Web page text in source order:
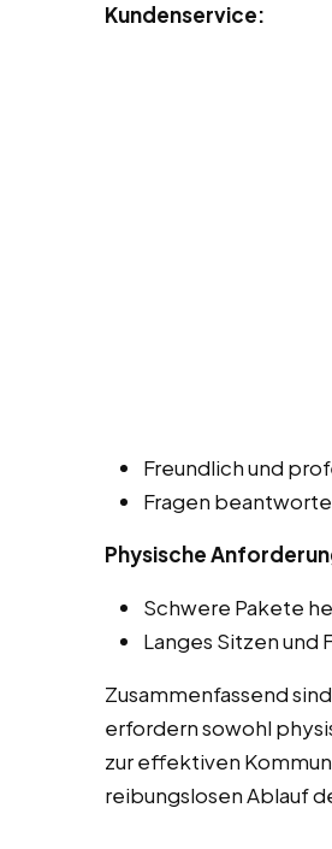
Kundenservice:
Freundlich und
Fragen
Physische
Schwere Pakete
Langes Sitzen und
Zusammenfassend
erfordern sowohl
zur effektiven
reibungslosen Ablauf